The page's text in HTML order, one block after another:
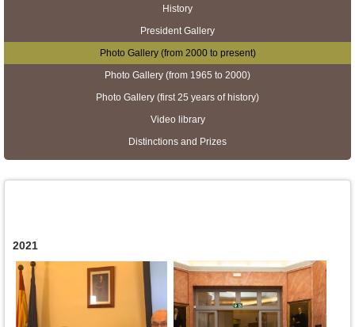
History
President Gallery
Photo Gallery (from 2000 to present)
Photo Gallery (from 1965 to 2000)
Photo Gallery (first 25 years of history)
Video library
Distinctions and Prizes
2021